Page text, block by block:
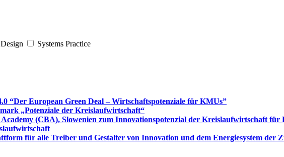
Systems Practice
“Der European Green Deal – Wirtschaftspotenziale für KMUs”
„Potenziale der Kreislaufwirtschaft“
(CBA), Slowenien zum Innovationspotenzial der Kreislaufwirtschaft für
für alle Treiber und Gestalter von Innovation und dem Energiesystem der